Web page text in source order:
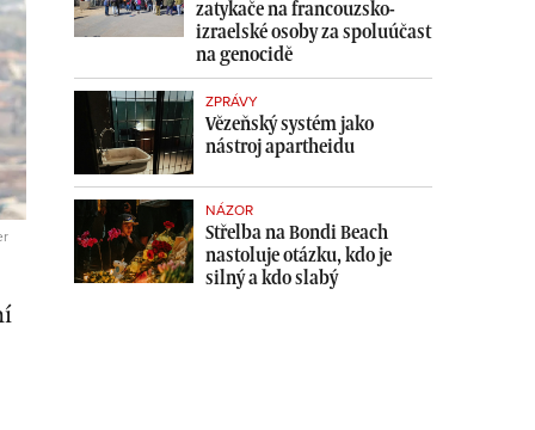
zatykače na francouzsko-
izraelské osoby za spoluúčast
na genocidě
ZPRÁVY
Vězeňský systém jako
nástroj apartheidu
NÁZOR
Střelba na Bondi Beach
nastoluje otázku, kdo je
silný a kdo slabý